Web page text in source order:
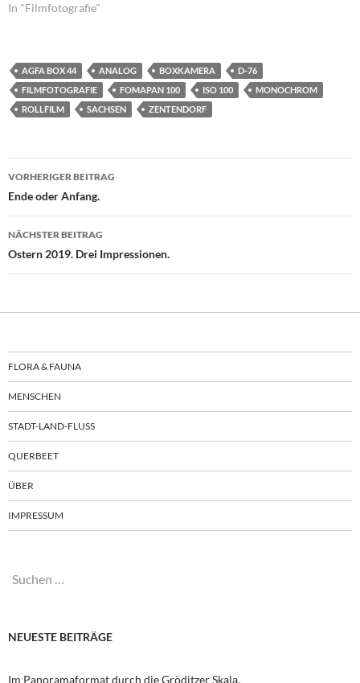
In "Filmfotografie"
AGFA BOX 44 ANALOG BOXKAMERA
D-76
FILMFOTOGRAFIE
FOMAPAN 100 ISO 100
MONOCHROM
ROLLFILM
SACHSEN ZENTENDORF
Beitragsnavigation
VORHERIGER BEITRAG
Ende oder Anfang.
NÄCHSTER BEITRAG
Ostern 2019. Drei Impressionen.
FLORA & FAUNA
MENSCHEN
STADT-LAND-FLUSS
QUERBEET
ÜBER
IMPRESSUM
Suchen
NEUESTE BEITRÄGE
Im Panoramaformat durch die Gröditzer Skala.